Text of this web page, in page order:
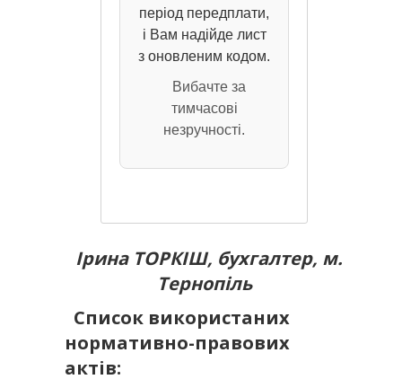
період передплати,
і Вам надійде лист
з оновленим кодом.
Вибачте за
тимчасові
незручності.
Ірина ТОРКІШ, бухгалтер, м.
Тернопіль
Список використаних
нормативно-правових
актів: